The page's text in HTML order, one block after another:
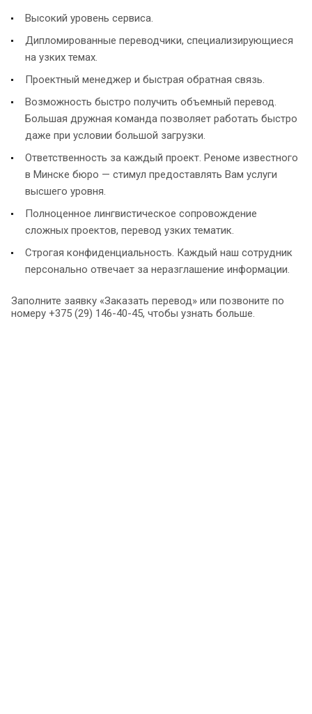
Высокий уровень сервиса.
Дипломированные переводчики, специализирующиеся
на узких темах.
Проектный менеджер и быстрая обратная связь.
Возможность быстро получить объемный перевод.
Большая дружная команда позволяет работать быстро
даже при условии большой загрузки.
Ответственность за каждый проект. Реноме известного
в Минске бюро — стимул предоставлять Вам услуги
высшего уровня.
Полноценное лингвистическое сопровождение
сложных проектов, перевод узких тематик.
Строгая конфиденциальность. Каждый наш сотрудник
персонально отвечает за неразглашение информации.
Заполните заявку «Заказать перевод» или позвоните по
номеру +375 (29) 146-40-45, чтобы узнать больше.